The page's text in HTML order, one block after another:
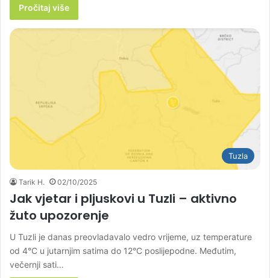
Pročitaj više
Tuzla
Tarik H. 02/10/2025
Jak vjetar i pljuskovi u Tuzli – aktivno
žuto upozorenje
U Tuzli je danas preovladavalo vedro vrijeme, uz temperature
od 4°C u jutarnjim satima do 12°C poslijepodne. Međutim,
večernji sati…